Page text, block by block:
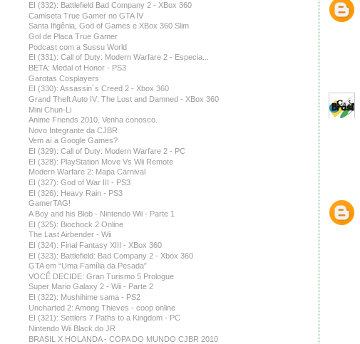
EI (332): Battlefield Bad Company 2 - XBox 360
Camiseta True Gamer no GTA IV
Santa Ifigênia, God of Games e XBox 360 Slim
Gol de Placa True Gamer
Podcast com a Sussu World
EI (331): Call of Duty: Modern Warfare 2 - Especia...
BETA: Medal of Honor - PS3
Garotas Cosplayers
EI (330): Assassin´s Creed 2 - Xbox 360
Grand Theft Auto IV: The Lost and Damned - XBox 360
Mini Chun-Li
Anime Friends 2010. Venha conosco.
Novo Integrante da CJBR
Vem aí a Google Games?
EI (329): Call of Duty: Modern Warfare 2 - PC
EI (328): PlayStation Move Vs Wii Remote
Modern Warfare 2: Mapa Carnival
EI (327): God of War III - PS3
EI (326): Heavy Rain - PS3
GamerTAG!
A Boy and his Blob - Nintendo Wii - Parte 1
EI (325): Biochock 2 Online
The Last Airbender - Wii
EI (324): Final Fantasy XIII - XBox 360
EI (323): Battlefield: Bad Company 2 - Xbox 360
GTA em “Uma Família da Pesada”
VOCÊ DECIDE: Gran Turismo 5 Prologue
Super Mario Galaxy 2 - Wii - Parte 2
EI (322): Mushihime sama - PS2
Uncharted 2: Among Thieves - coop online
EI (321): Settlers 7 Paths to a Kingdom - PC
Nintendo Wii Black do JR
BRASIL X HOLANDA - COPA DO MUNDO CJBR 2010